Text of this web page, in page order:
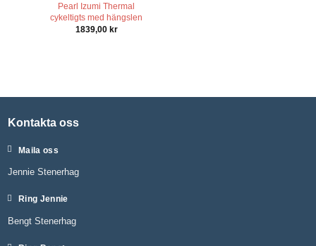
Pearl Izumi Thermal
cykeltigts med hängslen
1839,00 kr
Kontakta oss
Maila oss
Jennie Stenerhag
Ring Jennie
Bengt Stenerhag